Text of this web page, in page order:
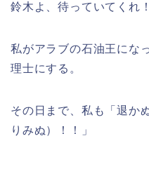
鈴木よ、待っていてくれ！
私がアラブの石油王にな
理士にする。
その日まで、私も「退か
りみぬ）！！」